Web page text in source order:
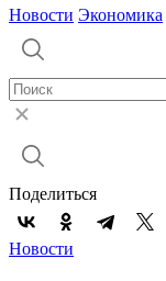
Новости Экономика
Поделиться
Новости